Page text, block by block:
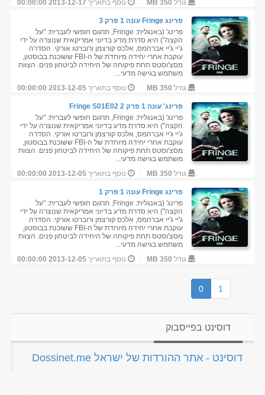
גודל 350 MB נוסף בתאריך 2013-12-17 00:00:00
פרינג Fringe עונה 1 פרק 3
פרינג' (באנגלית: Fringe, תרגום חופשי לעברית: "על
הקצה") היא סדרת מדע בדיוני אמריקאית שנוצרה על ידי
ג'יי ג'יי אברהמס, אלכס קורצמן ורוברטו אורקי. הסדרה
עוקבת אחרי יחידה מיוחדת של ה-FBI ששוכנת בבוסטון,
מסצ'וסטס תחת פיקוחה של היחידה לביטחון פנים. הצוות
משתמש בגישה מדעי...
גודל 350 MB נוסף בתאריך2013-12-05 00:00:00
פרינג' עונה 1 פרק 2 Fringe S01E02
פרינג' (באנגלית: Fringe, תרגום חופשי לעברית: "על
הקצה") היא סדרת מדע בדיוני אמריקאית שנוצרה על ידי
ג'יי ג'יי אברהמס, אלכס קורצמן ורוברטו אורקי. הסדרה
עוקבת אחרי יחידה מיוחדת של ה-FBI ששוכנת בבוסטון,
מסצ'וסטס תחת פיקוחה של היחידה לביטחון פנים. הצוות
משתמש בגישה מדעי...
גודל 350 MB נוסף בתאריך2013-12-05 00:00:00
פרינג Fringe עונה 1 פרק 1
פרינג' (באנגלית: Fringe, תרגום חופשי לעברית: "על
הקצה") היא סדרת מדע בדיוני אמריקאית שנוצרה על ידי
ג'יי ג'יי אברהמס, אלכס קורצמן ורוברטו אורקי. הסדרה
עוקבת אחרי יחידה מיוחדת של ה-FBI ששוכנת בבוסטון,
מסצ'וסטס תחת פיקוחה של היחידה לביטחון פנים. הצוות
משתמש בגישה מדעי...
גודל 350 MB נוסף בתאריך2013-12-05 00:00:00
0 1
דוסינט בפייסבוק
‏דוסינט - אתר ההורדות של ישראל Dossinet.me‏